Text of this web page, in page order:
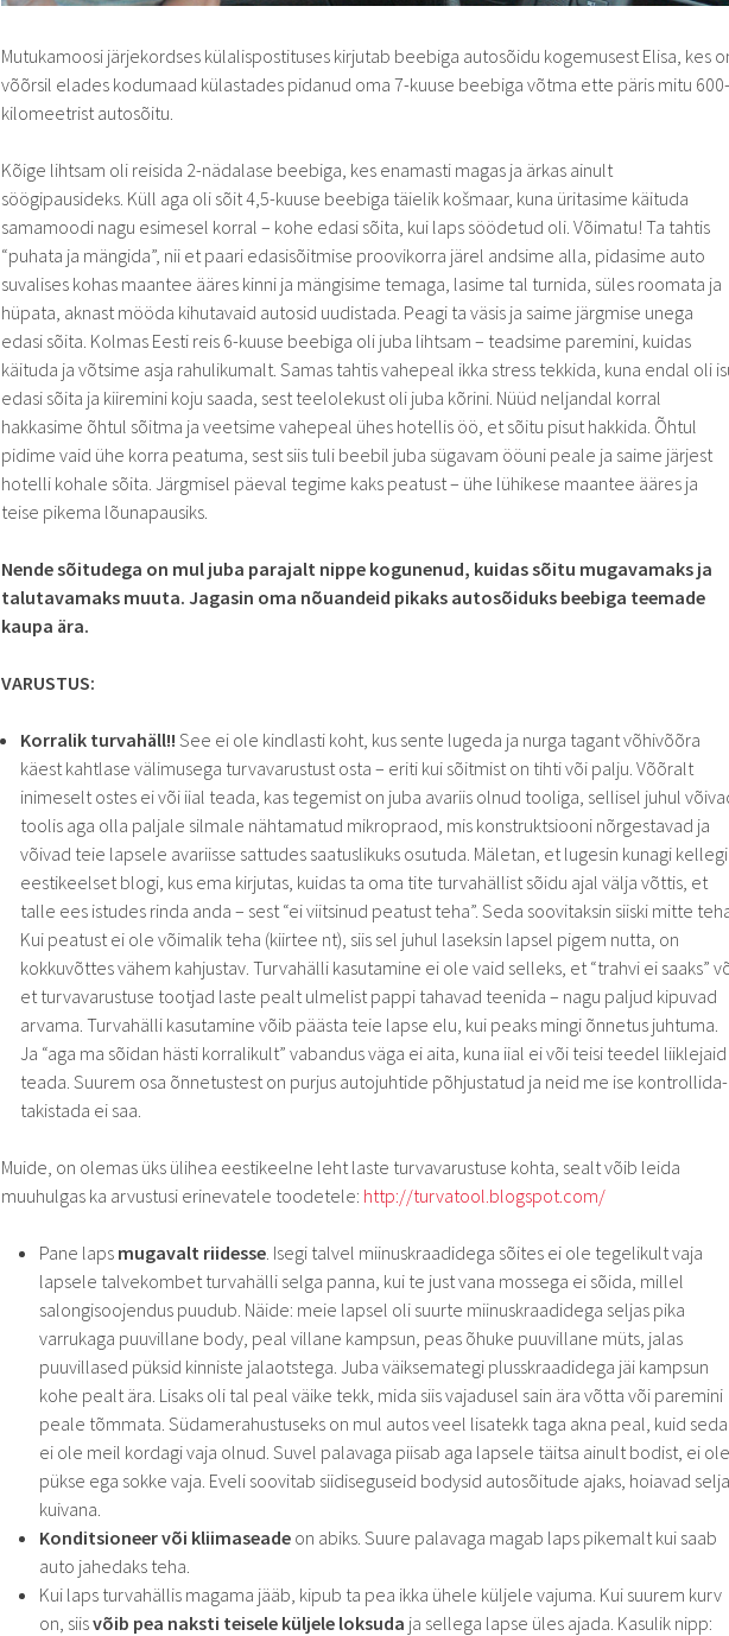
Mutukamoosi järjekordses külalispostituses kirjutab beebiga autosõidu kogemusest Elisa, kes
võõrsil elades kodumaad külastades pidanud oma 7-kuuse beebiga võtma ette päris mitu 600-
kilomeetrist autosõitu.
Kõige lihtsam oli reisida 2-nädalase beebiga, kes enamasti magas ja ärkas ainult
söögipausideks. Küll aga oli sõit 4,5-kuuse beebiga täielik košmaar, kuna üritasime käituda
samamoodi nagu esimesel korral – kohe edasi sõita, kui laps söödetud oli. Võimatu! Ta tahtis
“puhata ja mängida”, nii et paari edasisõitmise proovikorra järel andsime alla, pidasime auto
suvalises kohas maantee ääres kinni ja mängisime temaga, lasime tal turnida, süles roomata ja
hüpata, aknast mööda kihutavaid autosid uudistada. Peagi ta väsis ja saime järgmise unega
edasi sõita. Kolmas Eesti reis 6-kuuse beebiga oli juba lihtsam – teadsime paremini, kuidas
käituda ja võtsime asja rahulikumalt. Samas tahtis vahepeal ikka stress tekkida, kuna endal oli
edasi sõita ja kiiremini koju saada, sest teelolekust oli juba kõrini. Nüüd neljandal korral
hakkasime õhtul sõitma ja veetsime vahepeal ühes hotellis öö, et sõitu pisut hakkida. Õhtul
pidime vaid ühe korra peatuma, sest siis tuli beebil juba sügavam ööuni peale ja saime järjest
hotelli kohale sõita. Järgmisel päeval tegime kaks peatust – ühe lühikese maantee ääres ja
teise pikema lõunapausiks.
Nende sõitudega on mul juba parajalt nippe kogunenud, kuidas sõitu mugavamaks ja
talutavamaks muuta. Jagasin oma nõuandeid pikaks autosõiduks beebiga teemade
kaupa ära.
VARUSTUS:
Korralik turvahäll!! See ei ole kindlasti koht, kus sente lugeda ja nurga tagant võhivõõra
käest kahtlase välimusega turvavarustust osta – eriti kui sõitmist on tihti või palju. Võõralt
inimeselt ostes ei või iial teada, kas tegemist on juba avariis olnud tooliga, sellisel juhul
toolis aga olla paljale silmale nähtamatud mikropraod, mis konstruktsiooni nõrgestavad ja
võivad teie lapsele avariisse sattudes saatuslikuks osutuda. Mäletan, et lugesin kunagi kellegi
eestikeelset blogi, kus ema kirjutas, kuidas ta oma tite turvahällist sõidu ajal välja võttis, et
talle ees istudes rinda anda – sest “ei viitsinud peatust teha”. Seda soovitaksin siiski mitte
Kui peatust ei ole võimalik teha (kiirtee nt), siis sel juhul laseksin lapsel pigem nutta, on
kokkuvõttes vähem kahjustav. Turvahälli kasutamine ei ole vaid selleks, et “trahvi ei saaks”
et turvavarustuse tootjad laste pealt ulmelist pappi tahavad teenida – nagu paljud kipuvad
arvama. Turvahälli kasutamine võib päästa teie lapse elu, kui peaks mingi õnnetus juhtuma.
Ja “aga ma sõidan hästi korralikult” vabandus väga ei aita, kuna iial ei või teisi teedel liiklejaid
teada. Suurem osa õnnetustest on purjus autojuhtide põhjustatud ja neid me ise kontrollida-
takistada ei saa.
Muide, on olemas üks ülihea eestikeelne leht laste turvavarustuse kohta, sealt võib leida
muuhulgas ka arvustusi erinevatele toodetele: http://turvatool.blogspot.com/
Pane laps mugavalt riidesse . Isegi talvel miinuskraadidega sõites ei ole tegelikult vaja
lapsele talvekombet turvahälli selga panna, kui te just vana mossega ei sõida, millel
salongisoojendus puudub. Näide: meie lapsel oli suurte miinuskraadidega seljas pika
varrukaga puuvillane body, peal villane kampsun, peas õhuke puuvillane müts, jalas
puuvillased püksid kinniste jalaotstega. Juba väiksemategi plusskraadidega jäi kampsun
kohe pealt ära. Lisaks oli tal peal väike tekk, mida siis vajadusel sain ära võtta või paremini
peale tõmmata. Südamerahustuseks on mul autos veel lisatekk taga akna peal, kuid seda
ei ole meil kordagi vaja olnud. Suvel palavaga piisab aga lapsele täitsa ainult bodist, ei ole
pükse ega sokke vaja. Eveli soovitab siidiseguseid bodysid autosõitude ajaks, hoiavad selja
kuivana.
Konditsioneer või kliimaseade on abiks. Suure palavaga magab laps pikemalt kui saab
auto jahedaks teha.
Kui laps turvahällis magama jääb, kipub ta pea ikka ühele küljele vajuma. Kui suurem kurv
on, siisvõib pea naksti teisele küljele loksuda ja sellega lapse üles ajada. Kasulik nipp: